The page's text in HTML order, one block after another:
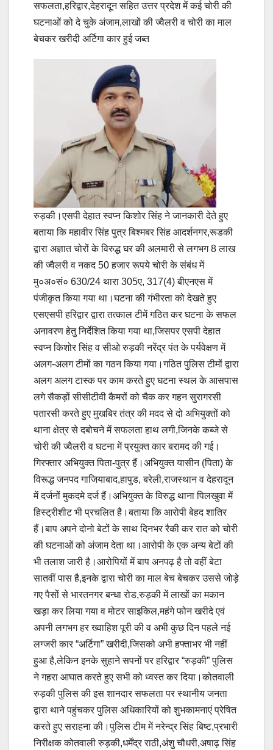
सफलता,हरिद्वार,देहरादून सहित उत्तर प्रदेश में कई चोरी की
घटनाओं को दे चुके अंजाम,लाखों की ज्वैलरी व चोरी का माल
बेचकर खरीदी अर्टिगा कार हुई जब्त
रुड़की।एसपी देहात स्वप्न किशोर सिंह ने जानकारी देते हुए
बताया कि महावीर सिंह पुत्र बिश्मबर सिंह आदर्शनगर,रूडकी
द्वारा अज्ञात चोरों के विरुद्ध घर की अलमारी से लगभग 8 लाख
की ज्वैलरी व नकद 50 हजार रूपये चोरी के संबंध में
मु०अ०सं० 630/24 थारा 305ए, 317(4) बीएनएस में
पंजीकृत किया गया था।घटना की गंभीरता को देखते हुए
एसएसपी हरिद्वार द्वारा तत्काल टीमें गठित कर घटना के सफल
अनावरण हेतु निर्देशित किया गया था,जिसपर एसपी देहात
स्वप्न किशोर सिंह व सीओ रुड़की नरेंद्र पंत के पर्यवेक्षण में
अलग-अलग टीमों का गठन किया गया।गठित पुलिस टीमों द्वारा
अलग अलग टास्क पर काम करते हुए घटना स्थल के आसपास
लगे सैकड़ों सीसीटीवी कैमरों को चैक कर गहन सुरागरसी
पतारसी करते हुए मुखबिर तंत्र की मदद से दो अभियुक्तों को
थाना क्षेत्र से दबोचने में सफलता हाथ लगी,जिनके कब्जे से
चोरी की ज्वैलरी व घटना में प्रयुक्त कार बरामद की गई।
गिरफ्तार अभियुक्त पिता-पुत्र हैं।अभियुक्त यासीन (पिता) के
विरूद्ध जनपद गाजियाबाद,हापुड, बरेली,राजस्थान व देहरादून
में दर्जनों मुकदमे दर्ज हैं।अभियुक्त के विरुद्ध थाना पिलखुवा में
हिस्ट्रीशीट भी प्रचलित है।बताया कि आरोपी बेहद शातिर
हैं।बाप अपने दोनो बेटों के साथ दिनभर रैकी कर रात को चोरी
की घटनाओं को अंजाम देता था।आरोपी के एक अन्य बेटों की
भी तलाश जारी है।आरोपियों में बाप अनपढ़ है तो वहीं बेटा
सातवीं पास है,इनके द्वारा चोरी का माल बेच बेचकर उससे जोड़े
गए पैसों से भारतनगर बन्धा रोड,रुड़की में लाखों का मकान
खड़ा कर लिया गया व मोटर साइकिल,महंगे फोन खरीदे एवं
अपनी लगभग हर ख्वाहिश पूरी की व अभी कुछ दिन पहले नई
लग्जरी कार “अर्टिगा” खरीदी,जिसको अभी हफ्ताभर भी नहीं
हुआ है,लेकिन इनके सुहाने सपनों पर हरिद्वार “रुड़की” पुलिस
ने गहरा आघात करते हुए सभी को ध्वस्त कर दिया।कोतवाली
रुड़की पुलिस की इस शानदार सफलता पर स्थानीय जनता
द्वारा थाने पहुंचकर पुलिस अधिकारियों को शुभकामनाएं प्रेषित
करते हुए सराहना की।पुलिस टीम में नरेन्द्र सिंह बिष्ट,प्रभारी
निरीक्षक कोतवाली रुड़की,धर्मेंद्र राठी,अंशु चौधरी,अषाढ़ सिंह